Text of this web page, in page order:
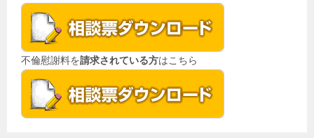
不倫慰謝料を請求されている方はこちら